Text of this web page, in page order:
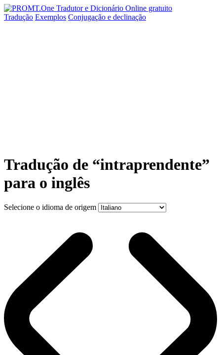
Tradução Exemplos Conjugação e declinação
Tradução de “intraprendente”
para o inglês
Selecione o idioma de origem